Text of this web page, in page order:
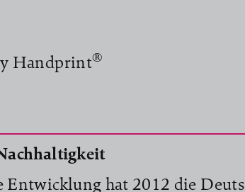
Handprint®
hat 2012 die